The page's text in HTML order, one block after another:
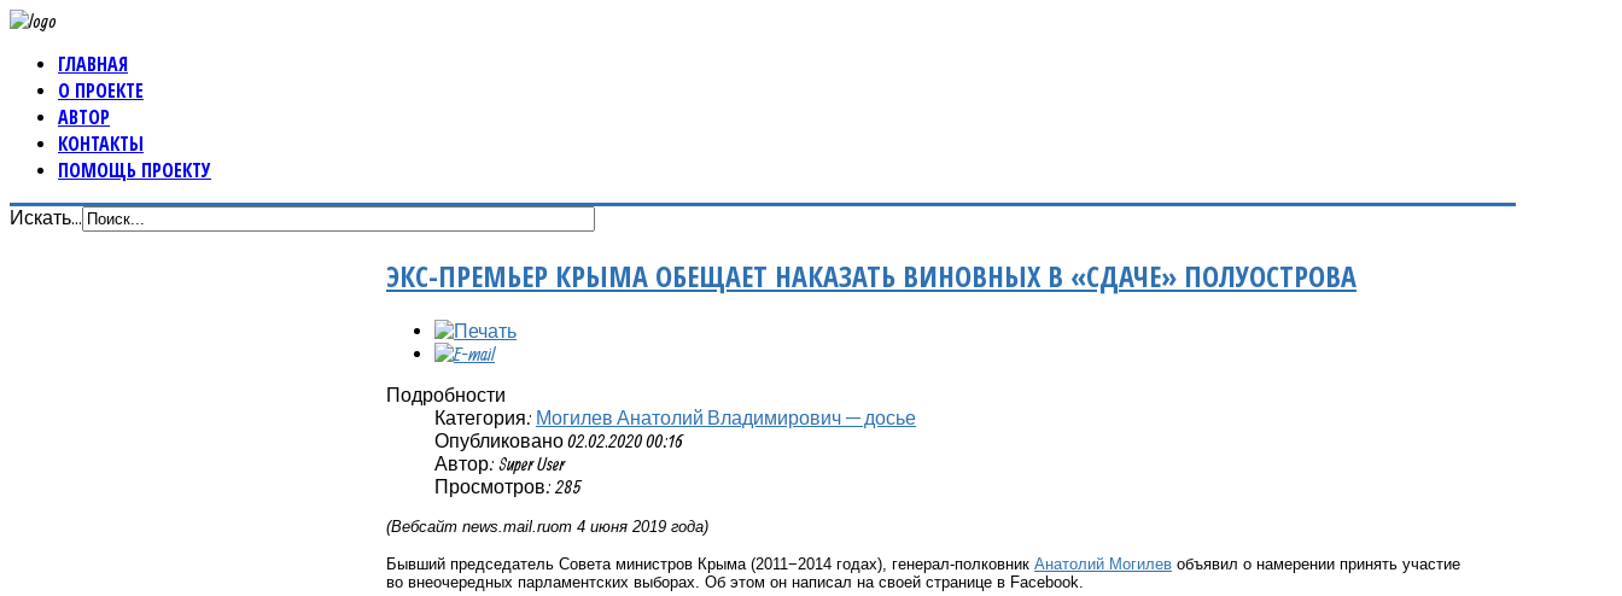
ГЛАВНАЯ
О ПРОЕКТЕ
АВТОР
КОНТАКТЫ
ПОМОЩЬ ПРОЕКТУ
Искать...
ЭКС-ПРЕМЬЕР КРЫМА ОБЕЩАЕТ НАКАЗАТЬ ВИНОВНЫХ В «СДАЧЕ» ПОЛУОСТРОВА
Подробности
Категория: Могилев Анатолий Владимирович — досье
Опубликовано 02.02.2020 00:16
Автор: Super User
Просмотров: 285
(Вебсайт news mail ruот 4 июня 2019 года)
Бывший председатель Совета министров Крыма (2011−2014 годах), генерал-полковник Анатолий Могилев объявил о намерении принять участие
во внеочередных парламентских выборах. Об этом он написал на своей странице в Facebook.